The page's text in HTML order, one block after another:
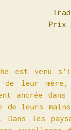
Prix
est venu
de leur
ancrée
de leurs
Dans les